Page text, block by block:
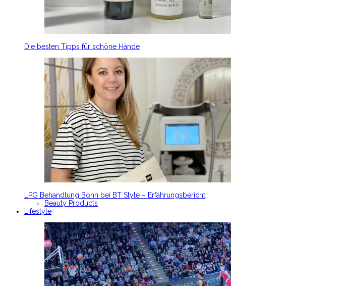
Die besten Tipps für schöne Hände
LPG Behandlung Bonn bei BT Style – Erfahrungsbericht
Beauty Products
Lifestyle